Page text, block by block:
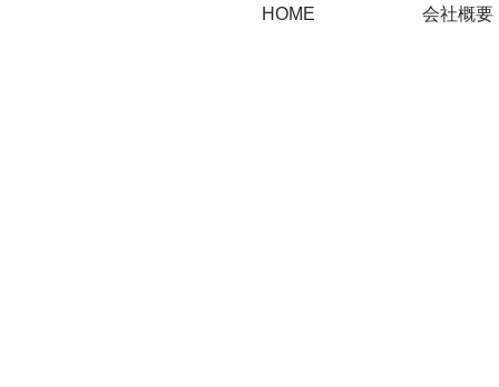
HOME 会社概要